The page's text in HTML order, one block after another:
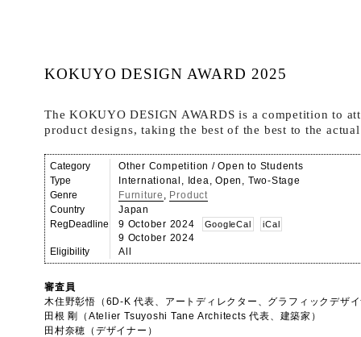
KOKUYO DESIGN AWARD 2025
The KOKUYO DESIGN AWARDS is a competition to
product designs, taking the best of the best to the
Category
Other Competition / Open to Students
Type
International, Idea, Open, Two-Stage
Genre
Furniture , Product
Country
Japan
RegDeadline
9 October 2024 GoogleCal iCal
9 October 2024
Eligibility
All
審査員
木住野彰悟（6D-K 代表、アートディレクター、グラフィックデザ
田根 剛（Atelier Tsuyoshi Tane Architects 代表、建築家）
田村奈穂（デザイナー）